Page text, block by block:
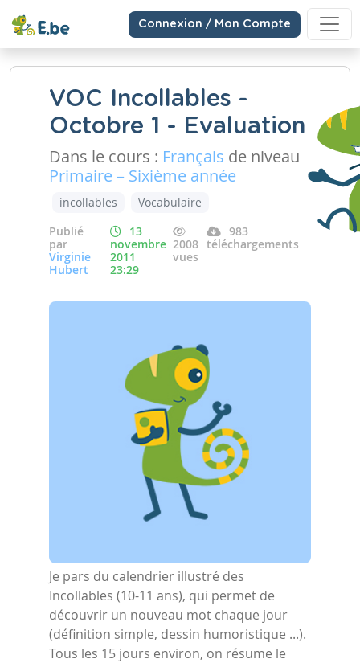
Connexion / Mon Compte
VOC Incollables -
Octobre 1 - Evaluation
Dans le cours : Français de niveau
Primaire – Sixième année
incollables
Vocabulaire
Publié
par
Virginie
Hubert
13
novembre
2011
23:29
2008
vues
983
téléchargements
Je pars du calendrier illustré des
Incollables (10-11 ans), qui permet de
découvrir un nouveau mot chaque jour
(définition simple, dessin humoristique ...).
Tous les 15 jours environ, on résume le